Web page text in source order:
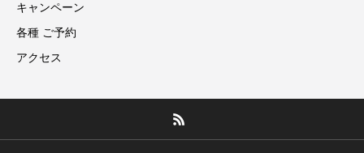
キャンペーン
各種 ご予約
アクセス